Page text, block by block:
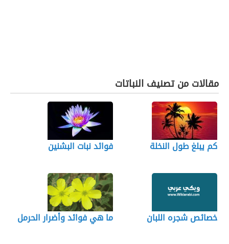
مقالات من تصنيف النباتات
كم يبلغ طول النخلة فوائد نبات البشنين
خصائص شجره اللبان ما هي فوائد وأضرار الحرمل